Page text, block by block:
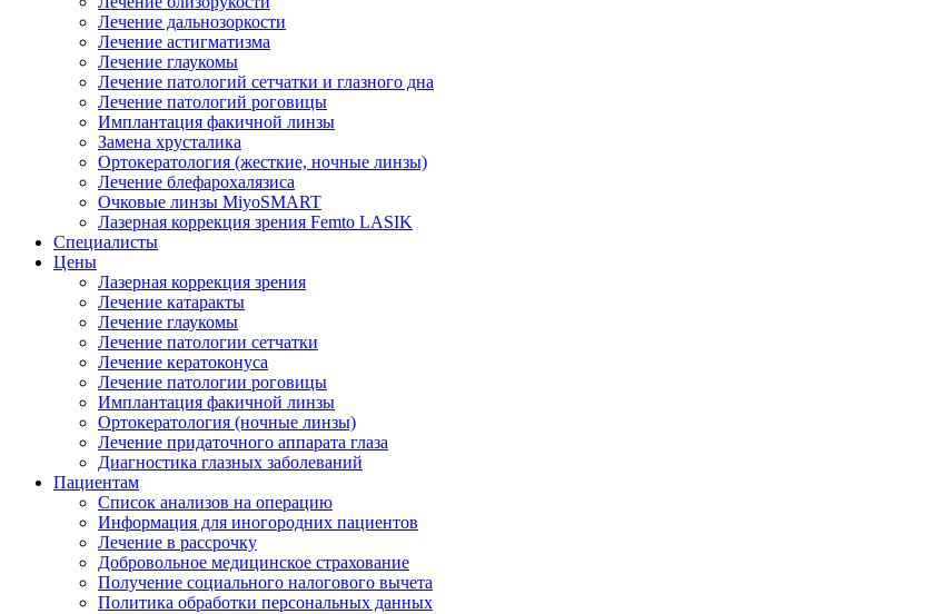
Лечение дальнозоркости
Лечение астигматизма
Лечение глаукомы
Лечение патологий сетчатки и глазного дна
Лечение патологий роговицы
Имплантация факичной линзы
Замена хрусталика
Ортокератология (жесткие, ночные линзы)
Лечение блефарохалязиса
Очковые линзы MiyoSMART
Лазерная коррекция зрения Femto LASIK
Специалисты
Цены
Лазерная коррекция зрения
Лечение катаракты
Лечение глаукомы
Лечение патологии сетчатки
Лечение кератоконуса
Лечение патологии роговицы
Имплантация факичной линзы
Ортокератология (ночные линзы)
Лечение придаточного аппарата глаза
Диагностика глазных заболеваний
Пациентам
Список анализов на операцию
Информация для иногородних пациентов
Лечение в рассрочку
Добровольное медицинское страхование
Получение социального налогового вычета
Политика обработки персональных данных